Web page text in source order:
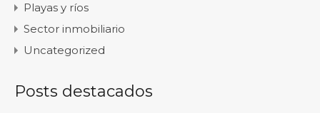
Playas y ríos
Sector inmobiliario
Uncategorized
Posts destacados